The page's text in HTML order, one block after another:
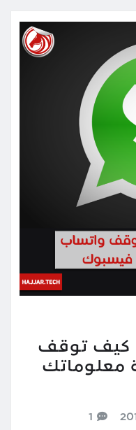
كيف توقف
معلوماتك
1